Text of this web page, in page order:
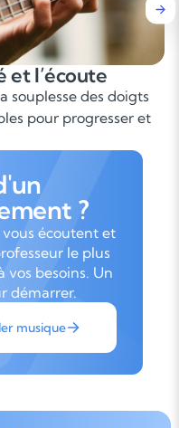
Maîtriser les
Apprendre à
est essentiel pour
?
écoutent et
le plus
vos besoins. Un
démarrer.
musique